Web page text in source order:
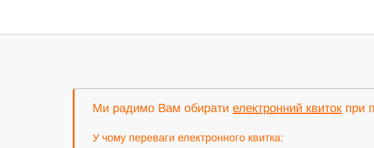
Ми радимо Вам обирати електронний квиток при
У чому переваги електронного квитка: